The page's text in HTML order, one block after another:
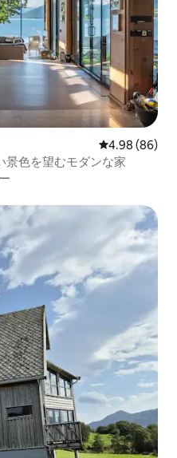
レビュー86件
4.98 (86)
景色を望むモダンな家